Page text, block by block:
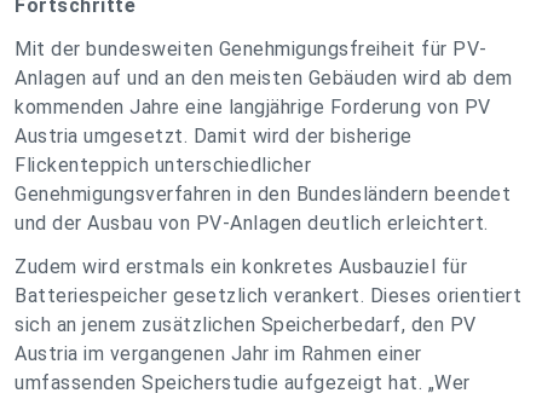
Fortschritte
Mit der bundesweiten Genehmigungsfreiheit für PV-
Anlagen auf und an den meisten Gebäuden wird ab dem
kommenden Jahre eine langjährige Forderung von PV
Austria umgesetzt. Damit wird der bisherige
Flickenteppich unterschiedlicher
Genehmigungsverfahren in den Bundesländern beendet
und der Ausbau von PV-Anlagen deutlich erleichtert.
Zudem wird erstmals ein konkretes Ausbauziel für
Batteriespeicher gesetzlich verankert. Dieses orientiert
sich an jenem zusätzlichen Speicherbedarf, den PV
Austria im vergangenen Jahr im Rahmen einer
umfassenden Speicherstudie aufgezeigt hat. „Wer